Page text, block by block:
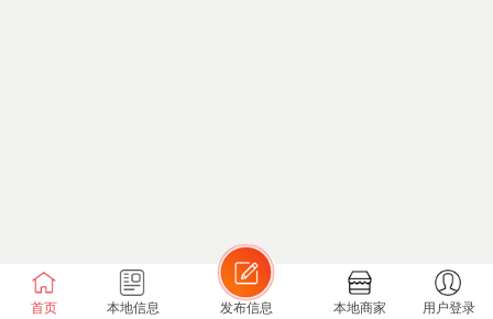
首页 本地信息 发布信息 本地商家 用户登录